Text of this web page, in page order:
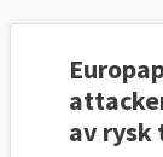
av rysk